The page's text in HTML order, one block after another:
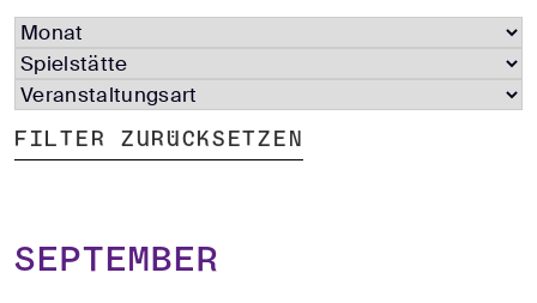
t
t
Filter zurücksetzen
September